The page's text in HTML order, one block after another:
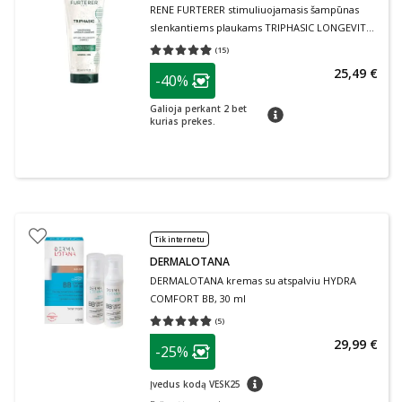
RENE FURTERER stimuliuojamasis šampūnas
slenkantiems plaukams TRIPHASIC LONGEVITY,
200 ml
(15)
Vidutinis įvertinimas 4.93
patarimas
Lojalumo klubo narių nuolaida
-40%
Galioja perkant 2 bet
kurias prekes.
patarimas
25,49 €
Tik internetu
DERMALOTANA
DERMALOTANA kremas su atspalviu HYDRA
COMFORT BB, 30 ml
(5)
Vidutinis įvertinimas 4.80
patarimas
Lojalumo klubo narių nuolaida
-25%
Įvedus kodą VESK25 patarimas
29,99 €